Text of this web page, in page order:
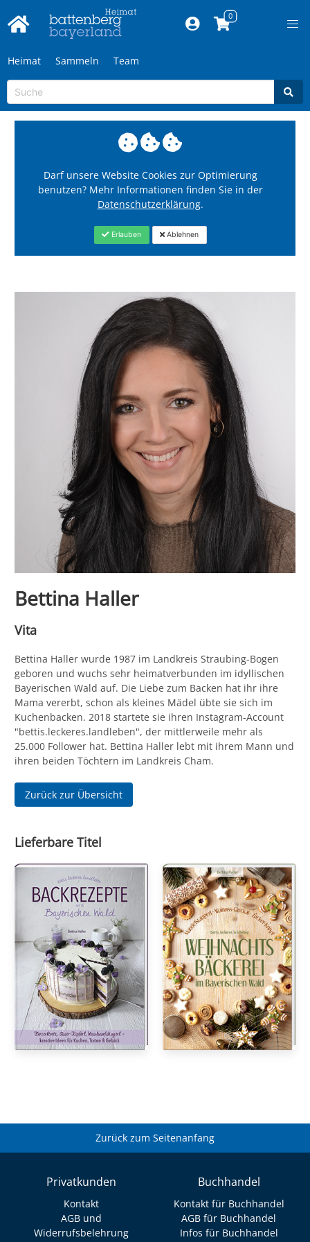
Heimat Sammeln Team
Darf unsere Website Cookies zur Optimierung
benutzen? Mehr Informationen finden Sie in der
Datenschutzerklärung.
Erlauben Ablehnen
Bettina Haller
Vita
Bettina Haller wurde 1987 im Landkreis Straubing-Bogen
geboren und wuchs sehr heimatverbunden im idyllischen
Bayerischen Wald auf. Die Liebe zum Backen hat ihr ihre
Mama vererbt, schon als kleines Mädel übte sie sich im
Kuchenbacken. 2018 startete sie ihren Instagram-Account
"bettis.leckeres.landleben", der mittlerweile mehr als
25.000 Follower hat. Bettina Haller lebt mit ihrem Mann und
ihren beiden Töchtern im Landkreis Cham.
Zurück zur Übersicht
Lieferbare Titel
Zurück zum Seitenanfang
Privatkunden
Kontakt
AGB und
Widerrufsbelehrung
Buchhandel
Kontakt für Buchhandel
AGB für Buchhandel
Infos für Buchhandel